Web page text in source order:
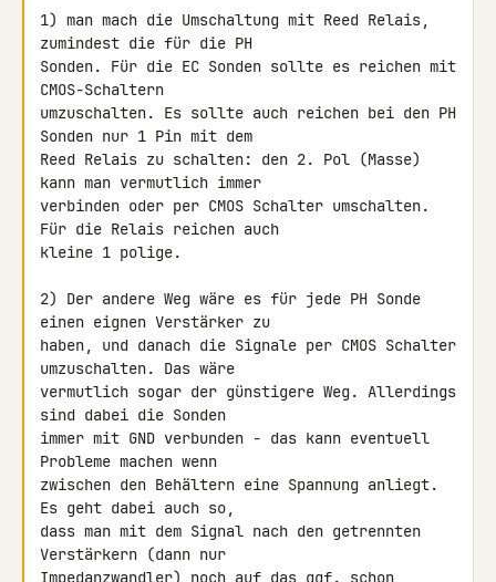
1) man mach die Umschaltung mit Reed Relais,
zumindest die für die PH
Sonden. Für die EC Sonden sollte es reichen mit
CMOS-Schaltern
umzuschalten. Es sollte auch reichen bei den PH
Sonden nur 1 Pin mit dem
Reed Relais zu schalten: den 2. Pol (Masse)
kann man vermutlich immer
verbinden oder per CMOS Schalter umschalten.
Für die Relais reichen auch
kleine 1 polige.
2) Der andere Weg wäre es für jede PH Sonde
einen eignen Verstärker zu
haben, und danach die Signale per CMOS Schalter
umzuschalten. Das wäre
vermutlich sogar der günstigere Weg. Allerdings
sind dabei die Sonden
immer mit GND verbunden - das kann eventuell
Probleme machen wenn
zwischen den Behältern eine Spannung anliegt.
Es geht dabei auch so,
dass man mit dem Signal nach den getrennten
Verstärkern (dann nur
Impedanzwandler) noch auf das ggf. schon